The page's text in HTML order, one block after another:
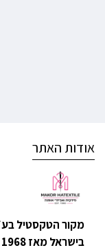
אודות האתר
מקור הטקסטיל
בישראל מאז 1968